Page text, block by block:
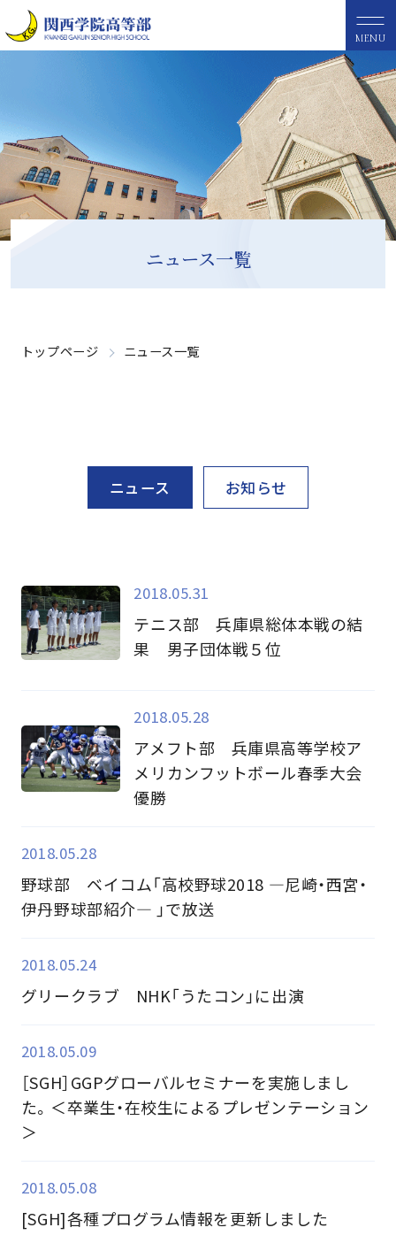
MENU
ニュース一覧
トップページ ニュース一覧
ニュース お知らせ
2018.05.31
テニス部 兵庫県総体本戦の結
果 男子団体戦５位
2018.05.28
アメフト部 兵庫県高等学校ア
メリカンフットボール春季大会
優勝
2018.05.28
野球部 ベイコム「高校野球2018 ―尼崎・西宮・
伊丹野球部紹介― 」で放送
2018.05.24
グリークラブ NHK「うたコン」に出演
2018.05.09
［SGH］GGPグローバルセミナーを実施しまし
た。＜卒業生・在校生によるプレゼンテーション
＞
2018.05.08
[SGH]各種プログラム情報を更新しました